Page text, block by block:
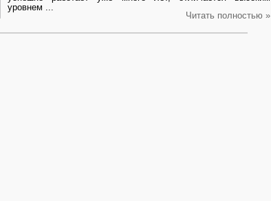
уровнем ...
Читать полностью »